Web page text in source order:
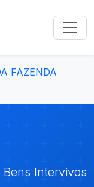
FAZENDA
Intervivos